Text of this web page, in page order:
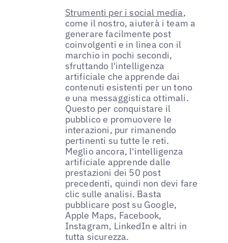
Strumenti per i social media,
come il nostro, aiuterà i team a
generare facilmente post
coinvolgenti e in linea con il
marchio in pochi secondi,
sfruttando l'intelligenza
artificiale che apprende dai
contenuti esistenti per un tono
e una messaggistica ottimali.
Questo per conquistare il
pubblico e promuovere le
interazioni, pur rimanendo
pertinenti su tutte le reti.
Meglio ancora, l'intelligenza
artificiale apprende dalle
prestazioni dei 50 post
precedenti, quindi non devi fare
clic sulle analisi. Basta
pubblicare post su Google,
Apple Maps, Facebook,
Instagram, LinkedIn e altri in
tutta sicurezza.